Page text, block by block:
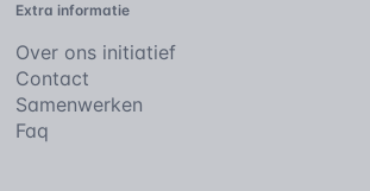
Extra informatie
Over ons initiatief
Contact
Samenwerken
Faq